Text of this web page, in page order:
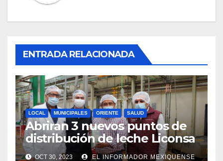
ENTRADA RELACIONADA
LOCAL MUNICIPALES ORIENTE SALUD
Abriran 3 nuevos puntos de
distribución de leche Liconsa
en Ixtapaluca
OCT 30, 2023 EL INFORMADOR MEXIQUENSE